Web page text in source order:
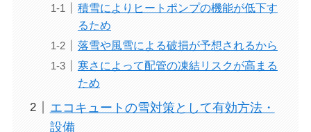
積雪によりヒートポンプの機能が低下す
るため
落雪や風雪による破損が予想されるから
寒さによって配管の凍結リスクが高まる
ため
エコキュートの雪対策として有効方法・
設備